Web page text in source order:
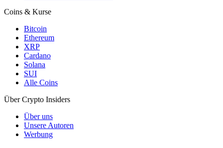
Coins & Kurse
Bitcoin
Ethereum
XRP
Cardano
Solana
SUI
Alle Coins
Über Crypto Insiders
Über uns
Unsere Autoren
Werbung